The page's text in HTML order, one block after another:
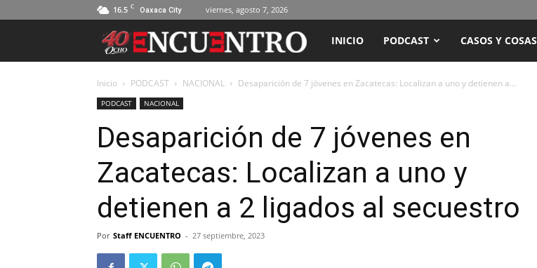
16.5 C Oaxaca City viernes, agosto 7, 2026
ENCUENTRO
RADIO
Y
TELEVISIÓN
INICIO PODCAST CASOS Y COSAS
Inicio PODCAST NACIONAL Desaparición de 7 jóvenes en Zacatecas: Localizan a uno y detienen a...
PODCAST NACIONAL
Desaparición de 7 jóvenes en
Zacatecas: Localizan a uno y
detienen a 2 ligados al secuestro
Por Staff ENCUENTRO - 27 septiembre, 2023